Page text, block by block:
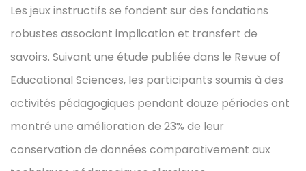
Les jeux instructifs se fondent sur des fondations
robustes associant implication et transfert de
savoirs. Suivant une étude publiée dans le Revue of
Educational Sciences, les participants soumis à des
activités pédagogiques pendant douze périodes ont
montré une amélioration de 23% de leur
conservation de données comparativement aux